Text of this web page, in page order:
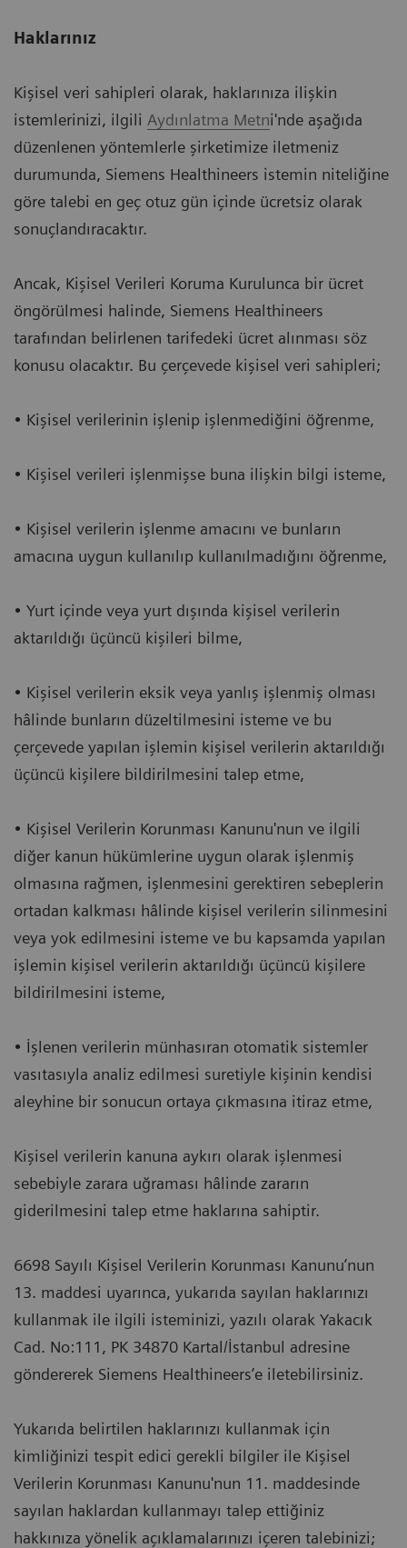
Haklarınız
Kişisel veri sahipleri olarak, haklarınıza ilişkin
istemlerinizi, ilgili Aydınlatma Metni'nde aşağıda
düzenlenen yöntemlerle şirketimize iletmeniz
durumunda, Siemens Healthineers istemin niteliğine
göre talebi en geç otuz gün içinde ücretsiz olarak
sonuçlandıracaktır.
Ancak, Kişisel Verileri Koruma Kurulunca bir ücret
öngörülmesi halinde, Siemens Healthineers
tarafından belirlenen tarifedeki ücret alınması söz
konusu olacaktır. Bu çerçevede kişisel veri sahipleri;
• Kişisel verilerinin işlenip işlenmediğini öğrenme,
• Kişisel verileri işlenmişse buna ilişkin bilgi isteme,
• Kişisel verilerin işlenme amacını ve bunların
amacına uygun kullanılıp kullanılmadığını öğrenme,
• Yurt içinde veya yurt dışında kişisel verilerin
aktarıldığı üçüncü kişileri bilme,
• Kişisel verilerin eksik veya yanlış işlenmiş olması
hâlinde bunların düzeltilmesini isteme ve bu
çerçevede yapılan işlemin kişisel verilerin aktarıldığı
üçüncü kişilere bildirilmesini talep etme,
• Kişisel Verilerin Korunması Kanunu'nun ve ilgili
diğer kanun hükümlerine uygun olarak işlenmiş
olmasına rağmen, işlenmesini gerektiren sebeplerin
ortadan kalkması hâlinde kişisel verilerin silinmesini
veya yok edilmesini isteme ve bu kapsamda yapılan
işlemin kişisel verilerin aktarıldığı üçüncü kişilere
bildirilmesini isteme,
• İşlenen verilerin münhasıran otomatik sistemler
vasıtasıyla analiz edilmesi suretiyle kişinin kendisi
aleyhine bir sonucun ortaya çıkmasına itiraz etme,
Kişisel verilerin kanuna aykırı olarak işlenmesi
sebebiyle zarara uğraması hâlinde zararın
giderilmesini talep etme haklarına sahiptir.
6698 Sayılı Kişisel Verilerin Korunması Kanunu’nun
13. maddesi uyarınca, yukarıda sayılan haklarınızı
kullanmak ile ilgili isteminizi, yazılı olarak Yakacık
Cad. No:111, PK 34870 Kartal/İstanbul adresine
göndererek Siemens Healthineers’e iletebilirsiniz.
Yukarıda belirtilen haklarınızı kullanmak için
kimliğinizi tespit edici gerekli bilgiler ile Kişisel
Verilerin Korunması Kanunu'nun 11. maddesinde
sayılan haklardan kullanmayı talep ettiğiniz
hakkınıza yönelik açıklamalarınızı içeren talebinizi;